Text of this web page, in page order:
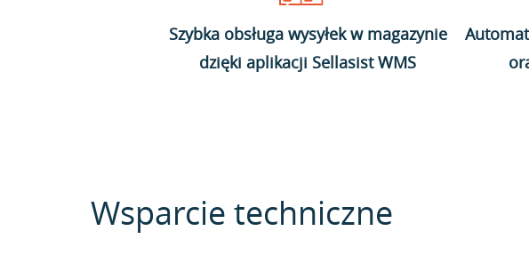
Szybka obsługa wysyłek w magazynie
dzięki aplikacji Sellasist WMS
Wsparcie techniczne